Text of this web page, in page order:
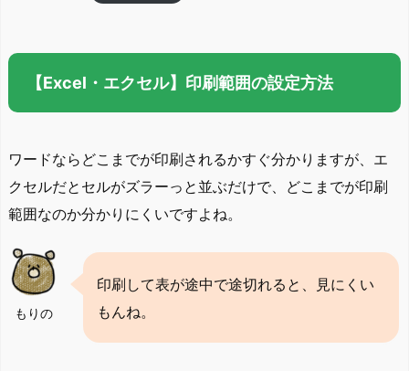
【Excel・エクセル】印刷範囲の設定方法
ワードならどこまでが印刷されるかすぐ分かりますが、エ
クセルだとセルがズラーっと並ぶだけで、どこまでが印刷
範囲なのか分かりにくいですよね。
もりの
印刷して表が途中で途切れると、見にくい
もんね。